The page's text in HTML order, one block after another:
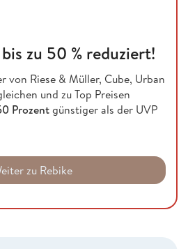
zu 50 % reduziert!
von Riese & Müller, Cube, Urban
und zu Top Preisen
Prozentgünstiger als der UVP
zu Rebike